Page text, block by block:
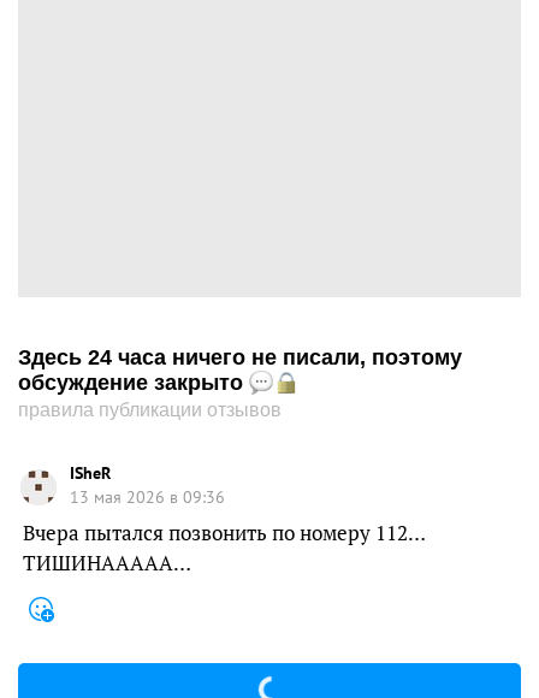
Здесь 24 часа ничего не писали, поэтому
обсуждение закрыто
правила публикации отзывов
ISheR
13 мая 2026 в 09:36
Вчера пытался позвонить по номеру 112…
ТИШИНААААА…